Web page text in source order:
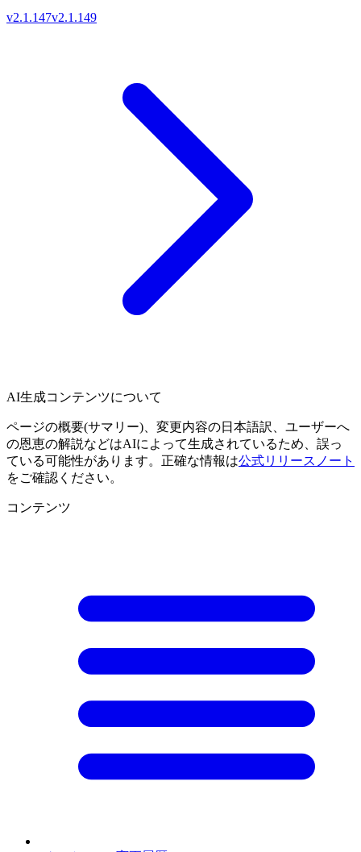
v2.1.147v2.1.149
AI生成コンテンツについて
ページの概要(サマリー)、変更内容の日本語訳、ユーザーへ
の恩恵の解説などはAIによって生成されているため、誤っ
ている可能性があります。正確な情報は公式リリースノート
をご確認ください。
コンテンツ